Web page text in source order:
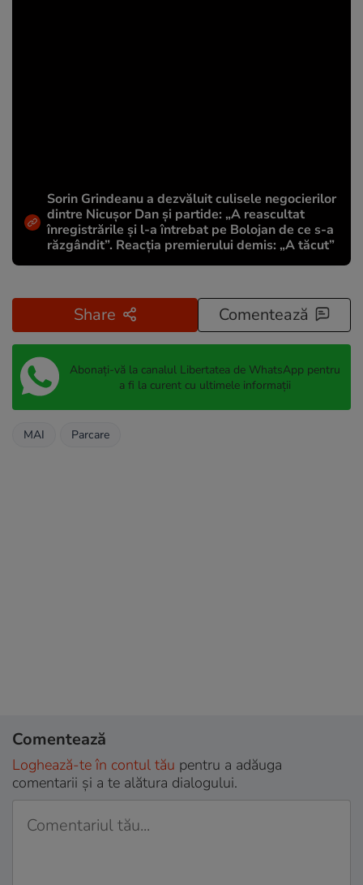
Sorin Grindeanu a dezvăluit culisele negocierilor
dintre Nicușor Dan și partide: „A reascultat
înregistrările și l-a întrebat pe Bolojan de ce s-a
răzgândit”. Reacția premierului demis: „A tăcut”
Share Comentează
Abonați-vă la canalul Libertatea de WhatsApp pentru
a fi la curent cu ultimele informații
MAI Parcare
Comentează
Loghează-te în contul tău pentru a adăuga
comentarii și a te alătura dialogului.